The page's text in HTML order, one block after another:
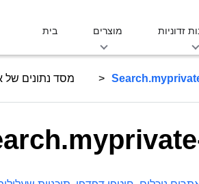
בית מוצרים זדוניות
מסד נתונים של